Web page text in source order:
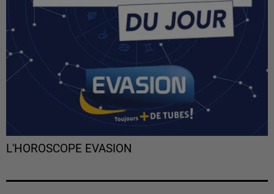
L'HOROSCOPE EVASION